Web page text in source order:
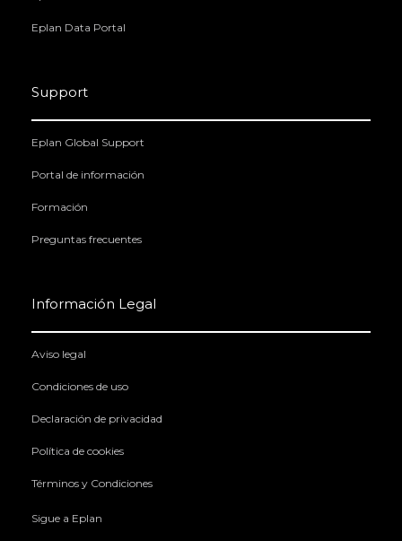
Eplan Data Portal
Support
Eplan Global Support
Portal de información
Formación
Preguntas frecuentes
Información Legal
Aviso legal
Condiciones de uso
Declaración de privacidad
Política de cookies
Términos y Condiciones
Sigue a Eplan